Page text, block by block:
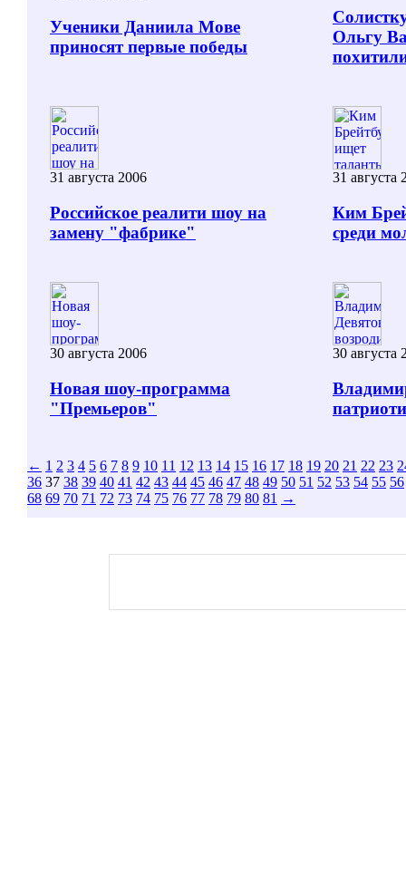
Ученики Даниила Мове
приносят первые победы
Ольгу
31 августа 2006
Российское реалити шоу на
замену "фабрике"
31 августа
Ким
среди
30 августа 2006
Новая шоу-программа
"Премьеров"
30 августа
← 1 2 3 4 5 6 7 8 9 10 11 12 13 14 15 16 17 18 19 20 21 22 23
36 37 38 39 40 41 42 43 44 45 46 47 48 49 50 51 52 53 54 55 56
68 69 70 71 72 73 74 75 76 77 78 79 80 81 →